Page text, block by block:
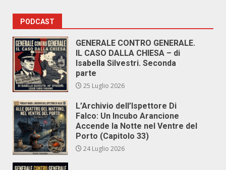
PODCAST
GENERALE CONTRO GENERALE.
IL CASO DALLA CHIESA – di
Isabella Silvestri. Seconda
parte
25 Luglio 2026
L’Archivio dell’Ispettore Di
Falco: Un Incubo Arancione
Accende la Notte nel Ventre del
Porto (Capitolo 33)
24 Luglio 2026